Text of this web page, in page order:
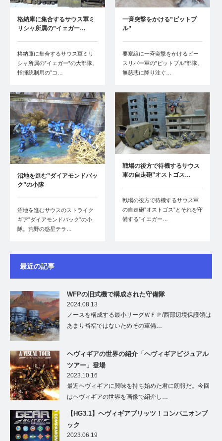
格納庫に集合するサウス軍ミ
リシャ所属の”イェガー…
格納庫に集合するサウス軍ミリ
シャ所属の”イェガー”の大部隊。
指揮統制用の”コ…
一斉突撃をかける”ピットブ
ル”
要塞線に一斉突撃をかけるピー
スリバー軍の”ピットブル”部隊。
無慈悲に降り注ぐ…
沼地を進む”ダイアモンドバッ
ク”の小隊
沼地を進むサウスのストライク
ギア”ダイアモンドバック”の小
隊。荒野の惑星テラ…
戦場の後方で待機するサウス
軍の自走砲”オストゴス…
戦場の後方で待機するサウス軍
の自走砲”オストゴス”とそれを守
備する”イエガー…
最近の記事
WFPの旧式機で構成された守備隊
2024.08.13
ノースを構成する最小リーグＷＦＰ/西部辺境保護領は
あまり裕福ではないためその軍備…
ヘヴィギアの世界の紹介「ヘヴィギアビジュアル
ツアー」登場
2023.10.16
最近ヘヴィギアに興味を持ち始めた君に朗報だ。今回
はヘヴィギアの世界を画像で紹介し…
【HG3.1】ヘヴィギアブリッツ！コンパニオンブ
ック
2023.06.19